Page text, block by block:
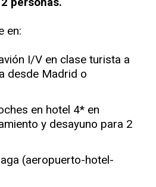
en:
I/V en clase turista a
desde Madrid o
en hotel 4* en
y desayuno para 2
(aeropuerto-hotel-